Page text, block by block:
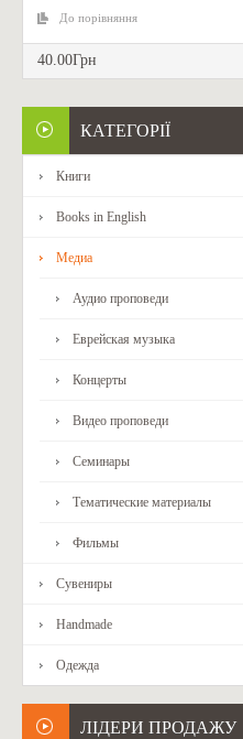
До порівняння
40.00Грн
КАТЕГОРІЇ
Книги
Books in English
Медиа
Аудио проповеди
Еврейская музыка
Концерты
Видео проповеди
Семинары
Тематические материалы
Фильмы
Сувениры
Handmade
Одежда
ЛІДЕРИ ПРОДАЖУ